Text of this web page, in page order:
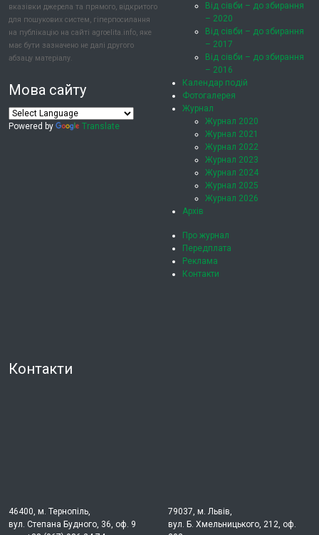
вказівки джерела та прямого, відкритого
для пошукових систем, гіперпосилання
на публікацію на сайті agroelita.info, яке
має бути зазначено не далі другого
абзацу матеріалу.
Мова сайту
Powered by Translate
Від сівби – до збирання
– 2020
Від сівби – до збирання
– 2017
Від сівби – до збирання
– 2016
Календар подій
Фотогалерея
Журнал
Журнал 2020
Журнал 2021
Журнал 2022
Журнал 2023
Журнал 2024
Журнал 2025
Журнал 2026
Архів
Про журнал
Передплата
Реклама
Контакти
Контакти
46400, м. Тернопіль,
вул. Степана Будного, 36, оф. 9
79037, м. Львів,
вул. Б. Хмельницького, 212, оф.